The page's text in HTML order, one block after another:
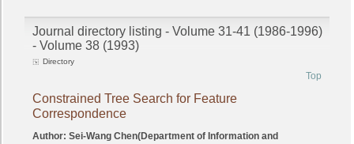
Journal directory listing - Volume 31-41 (1986-1996)
- Volume 38 (1993)
Directory
Top
Constrained Tree Search for Feature
Correspondence
Author: Sei-Wang Chen(Department of Information and